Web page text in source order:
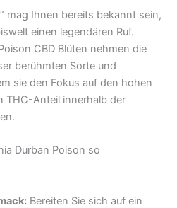
mag Ihnen bereits bekannt sein,
einen legendären Ruf.
CBD Blüten nehmen die
berühmten Sorte und
sie den Fokus auf den hohen
THC-Anteil innerhalb der
Durban Poison so
Bereiten Sie sich auf ein